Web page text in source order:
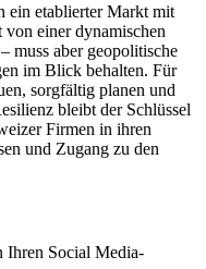
ein etablierter Markt mit
einer dynamischen
muss aber geopolitische
im Blick behalten. Für
sorgfältig planen und
bleibt der Schlüssel
Firmen in ihren
und Zugang zu den
Ihren Social Media-